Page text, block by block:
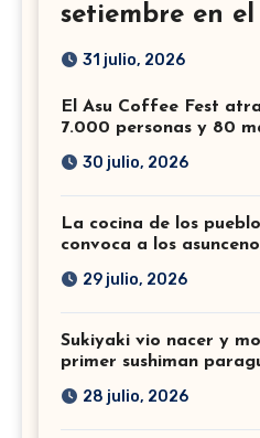
setiembre en
31 julio, 2026
El Asu Coffee Fest
7.000 personas y 80
30 julio, 2026
La cocina de los
convoca a los
29 julio, 2026
Sukiyaki vio nacer y
primer sushiman
28 julio, 2026